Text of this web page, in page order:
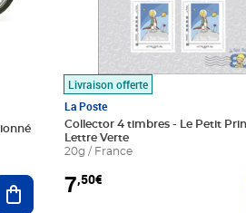
Ajouter au panier
Livraison offerte
La Poste
Collector 4 timbres - Le Petit
Lettre Verte
20g / France
7,50€